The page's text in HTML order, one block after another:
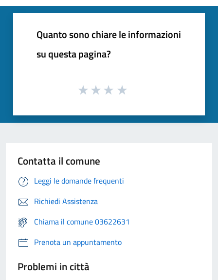
Quanto sono chiare le informazioni
su questa pagina?
Contatta il comune
Leggi le domande frequenti
Richiedi Assistenza
Chiama il comune 03622631
Prenota un appuntamento
Problemi in città